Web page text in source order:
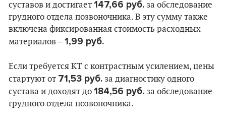
суставов и достигает 147,66 руб. за обследование
грудного отдела позвоночника. В эту сумму также
включена фиксированная стоимость расходных
материалов – 1,99 руб.
Если требуется КТ с контрастным усилением, цены
стартуют от 71,53 руб. за диагностику одного
сустава и доходят до 184,56 руб. за обследование
грудного отдела позвоночника.